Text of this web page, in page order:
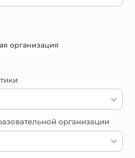
организация
организации